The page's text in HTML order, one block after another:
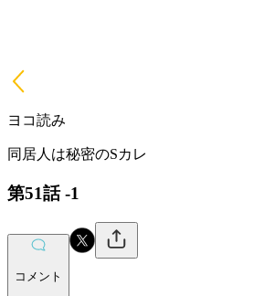
ヨコ読み
同居人は秘密のSカレ
第51話 -1
コメント